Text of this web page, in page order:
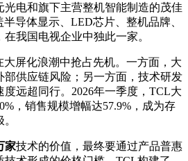
光电和旗下主营整机智能制造的茂佳
导体显示、LED芯片、整机品牌、
我国电视企业中独此一家。
屏化浪潮中抢占先机。一方面，大
部供应链风险；另一方面，技术研发
远超同行。2026年一季度，TCL大
，销售规模增幅达57.9%，成为存
家技术的价值，最终要通过产品普惠